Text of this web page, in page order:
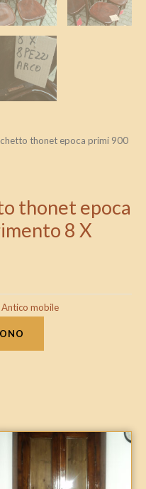
thonet epoca primi 900
thonet epoca
8 X
Antico mobile